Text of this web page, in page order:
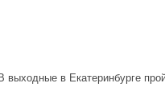
В выходные в Екатеринбурге